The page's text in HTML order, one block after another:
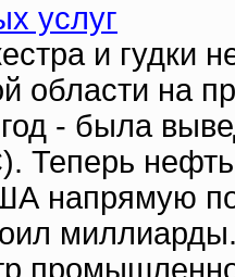
услуг
и гудки
области на
- была
Теперь
напрямую